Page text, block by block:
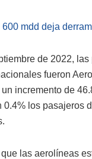
600 mdd deja
de 2022,
fueron
incremento de
los pasajeros
las aerolíneas